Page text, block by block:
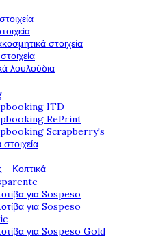
στοιχεία
λουλούδια
ITD
RePrint
Scrapberry's
- Κοπτικά
για Sospeso
για Sospeso
για Sospeso Gold